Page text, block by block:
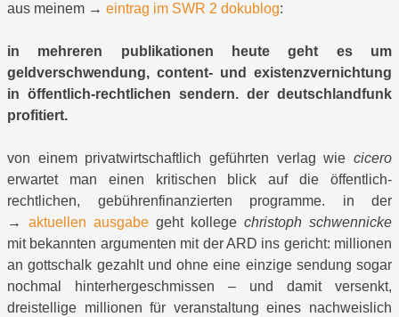
aus meinem → eintrag im SWR 2 dokublog:
in mehreren publikationen heute geht es um
geldverschwendung, content- und existenzvernichtung
in öffentlich-rechtlichen sendern. der deutschlandfunk
profitiert.
von einem privatwirtschaftlich geführten verlag wie cicero
erwartet man einen kritischen blick auf die öffentlich-
rechtlichen, gebührenfinanzierten programme. in der
→ aktuellen ausgabe geht kollege christoph schwennicke
mit bekannten argumenten mit der ARD ins gericht: millionen
an gottschalk gezahlt und ohne eine einzige sendung sogar
nochmal hinterhergeschmissen – und damit versenkt,
dreistellige millionen für veranstaltung eines nachweislich